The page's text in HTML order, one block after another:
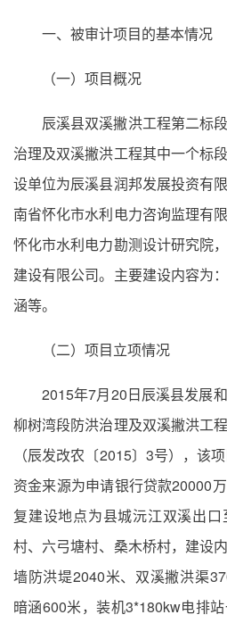
一、被审计项目的基本情况
（一）项目概况
辰溪县双溪撇洪工程第二标
治理及双溪撇洪工程其中一个标
设单位为辰溪县润邦发展投资有
南省怀化市水利电力咨询监理有
怀化市水利电力勘测设计研究院
建设有限公司。主要建设内容为
涵等。
（二）项目立项情况
2015年7月20日辰溪县发展
柳树湾段防洪治理及双溪撇洪工
（辰发改农〔2015〕3号），该
资金来源为申请银行贷款20000
复建设地点为县城沅江双溪出
村、六弓塘村、桑木桥村，建设
墙防洪堤2040米、双溪撇洪渠
暗涵600米，装机3*180kw电排